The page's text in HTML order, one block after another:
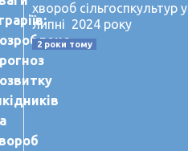
хвороб сільгоспкультур у
липні 2024 року
2 роки тому